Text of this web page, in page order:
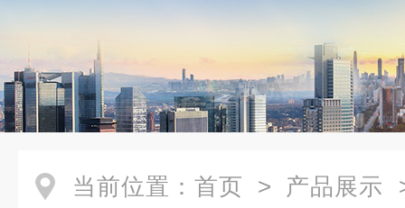
当前位置： 首页 > 产品展示